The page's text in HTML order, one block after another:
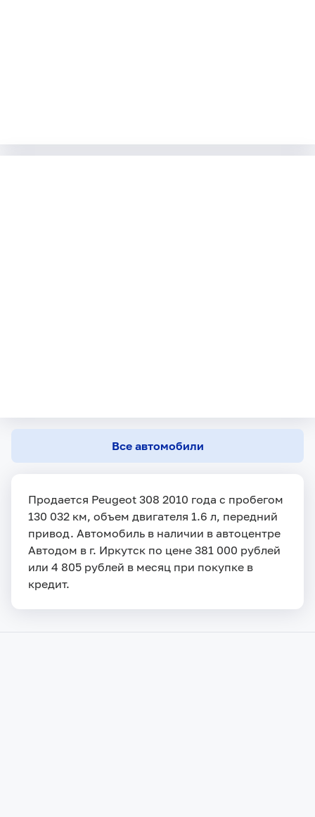
Все автомобили
Продается Peugeot 308 2010 года с пробегом
130 032 км, объем двигателя 1.6 л, передний
привод. Автомобиль в наличии в автоцентре
Автодом в г. Иркутск по цене 381 000 рублей
или 4 805 рублей в месяц при покупке в
кредит.